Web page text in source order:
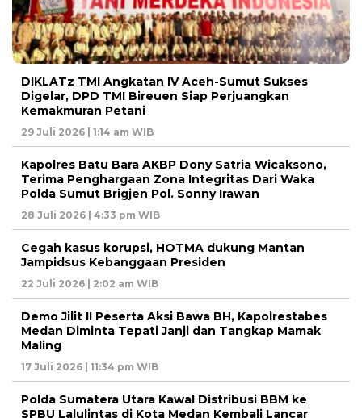
DIKLATz TMI Angkatan IV Aceh-Sumut Sukses
Digelar, DPD TMI Bireuen Siap Perjuangkan
Kemakmuran Petani
29 Juli 2026 | 1:14 am WIB
Kapolres Batu Bara AKBP Dony Satria Wicaksono,
Terima Penghargaan Zona Integritas Dari Waka
Polda Sumut Brigjen Pol. Sonny Irawan
28 Juli 2026 | 4:33 pm WIB
Cegah kasus korupsi, HOTMA dukung Mantan
Jampidsus Kebanggaan Presiden
22 Juli 2026 | 2:02 am WIB
Demo Jilit II Peserta Aksi Bawa BH, Kapolrestabes
Medan Diminta Tepati Janji dan Tangkap Mamak
Maling
17 Juli 2026 | 11:34 pm WIB
Polda Sumatera Utara Kawal Distribusi BBM ke
SPBU Lalulintas di Kota Medan Kembali Lancar